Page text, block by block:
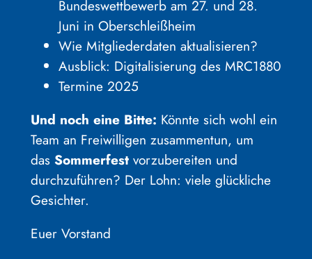
Bundeswettbewerb am 27. und 28.
Juni in Oberschleißheim
Wie Mitgliederdaten aktualisieren?
Ausblick: Digitalisierung des MRC1880
Termine 2025
Und noch eine Bitte: Könnte sich wohl ein
Team an Freiwilligen zusammentun, um
das Sommerfest vorzubereiten und
durchzuführen? Der Lohn: viele glückliche
Gesichter.
Euer Vorstand